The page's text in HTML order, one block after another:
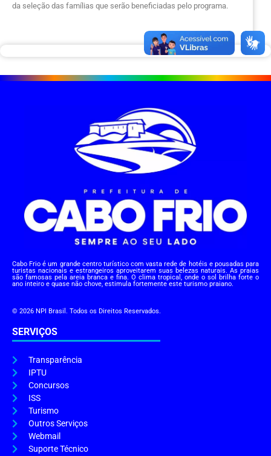
da seleção das famílias que serão beneficiadas pelo programa.
Cabo Frio é um grande centro turístico com vasta rede de hotéis e pousadas para
turistas nacionais e estrangeiros aproveitarem suas belezas naturais. As praias
são famosas pela areia branca e fina. O clima tropical, onde o sol brilha forte o
ano inteiro e quase não chove, estimula fortemente este turismo praiano.
© 2026 NPI Brasil. Todos os Direitos Reservados.
SERVIÇOS
Transparência
IPTU
Concursos
ISS
Turismo
Outros Serviços
Webmail
Suporte Técnico